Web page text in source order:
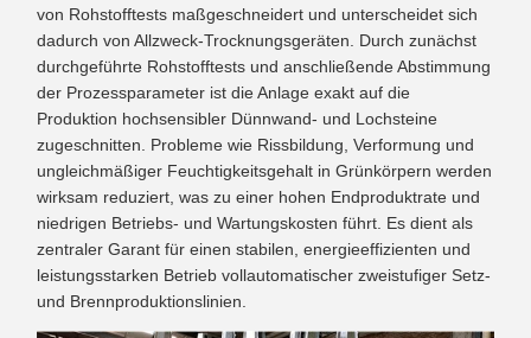
von Rohstofftests maßgeschneidert und unterscheidet sich
dadurch von Allzweck-Trocknungsgeräten. Durch zunächst
durchgeführte Rohstofftests und anschließende Abstimmung
der Prozessparameter ist die Anlage exakt auf die
Produktion hochsensibler Dünnwand- und Lochsteine ​​
zugeschnitten. Probleme wie Rissbildung, Verformung und
ungleichmäßiger Feuchtigkeitsgehalt in Grünkörpern werden
wirksam reduziert, was zu einer hohen Endproduktrate und
niedrigen Betriebs- und Wartungskosten führt. Es dient als
zentraler Garant für einen stabilen, energieeffizienten und
leistungsstarken Betrieb vollautomatischer zweistufiger Setz-
und Brennproduktionslinien.